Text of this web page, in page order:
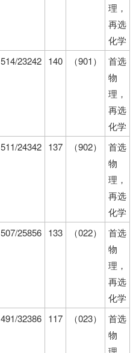
理，
再选
化学
514/23242 140 （901）
首选
物
理，
再选
化学
511/24342 137 （902）
首选
物
理，
再选
化学
507/25856 133 （022）
首选
物
理，
再选
化学
491/32386 117 （023）
首选
物